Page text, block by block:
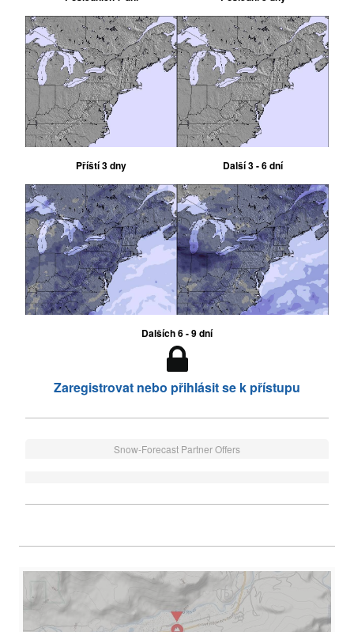
Příští 3 dny Další 3 - 6 dní
Dalších 6 - 9 dní
Zaregistrovat nebo přihlásit se k přístupu
Snow-Forecast Partner Offers